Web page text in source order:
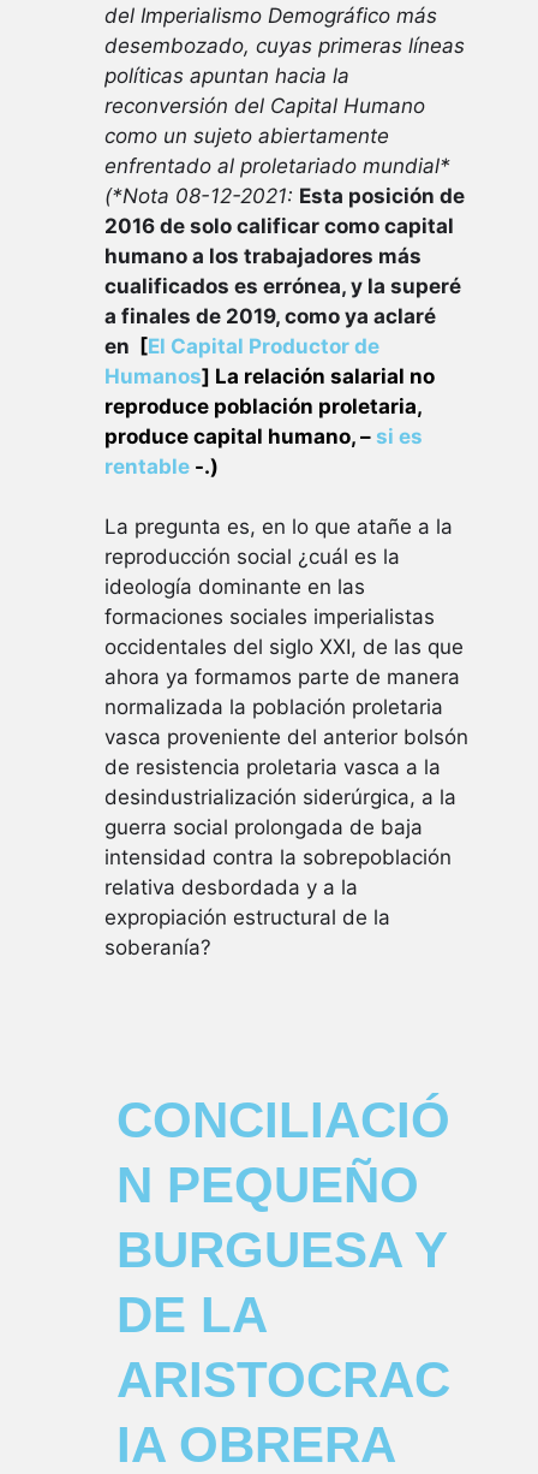
del Imperialismo Demográfico más
desembozado, cuyas primeras líneas
políticas apuntan hacia la
reconversión del Capital Humano
como un sujeto abiertamente
enfrentado al proletariado mundial*
(*Nota 08-12-2021: Esta posición de
2016 de solo calificar como capital
humano a los trabajadores más
cualificados es errónea, y la superé
a finales de 2019, como ya aclaré
en [El Capital Productor de
Humanos] La relación salarial no
reproduce población proletaria,
produce capital humano, – si es
rentable -.)
La pregunta es, en lo que atañe a la
reproducción social ¿cuál es la
ideología dominante en las
formaciones sociales imperialistas
occidentales del siglo XXI, de las que
ahora ya formamos parte de manera
normalizada la población proletaria
vasca proveniente del anterior bolsón
de resistencia proletaria vasca a la
desindustrialización siderúrgica, a la
guerra social prolongada de baja
intensidad contra la sobrepoblación
relativa desbordada y a la
expropiación estructural de la
soberanía?
CONCILIACIÓ
N PEQUEÑO
BURGUESA Y
DE LA
ARISTOCRAC
IA OBRERA